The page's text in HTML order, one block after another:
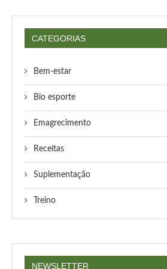
CATEGORIAS
Bem-estar
Bio esporte
Emagrecimento
Receitas
Suplementação
Treino
NEWSLETTER